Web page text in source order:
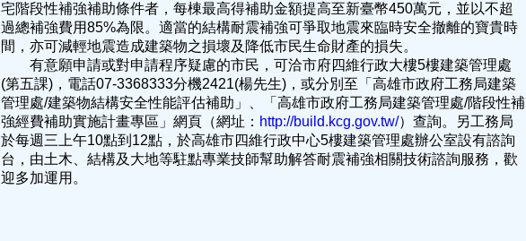
宅階段性補強補助條件者，每棟最高得補助金額提高至新臺幣450萬元，並以不超
過總補強費用85%為限。適當的結構耐震補強可爭取地震來臨時安全撤離的寶貴時
間，亦可減輕地震造成建築物之損壞及降低市民生命財產的損失。
有意願申請或對申請程序疑慮的市民，可洽市府四維行政大樓5樓建築管理處
(第五課)，電話07-3368333分機2421(楊先生)，或分別至「高雄市政府工務局建築
管理處/建築物結構安全性能評估補助」、「高雄市政府工務局建築管理處/階段性補
強經費補助實施計畫專區」網頁（網址： http://build.kcg.gov.tw/）查詢。另工務局
於每週三上午10點到12點，於高雄市四維行政中心5樓建築管理處辦公室設有諮詢
台，由土木、結構及大地等駐點專業技師幫助解答耐震補強相關技術諮詢服務，歡
迎多加運用。